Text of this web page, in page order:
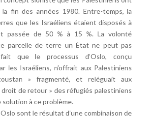
la fin des années 1980. Entre-temps, la
que les Israéliens étaient disposés à
passée de 50 % à 15 %. La volonté
parcelle de terre un État ne peut pas
que le processus d’Oslo, conçu
les Israéliens, n’offrait aux Palestiniens
» fragmenté, et reléguait aux
de retour » des réfugiés palestiniens
à ce problème.
sont le résultat d’une combinaison de